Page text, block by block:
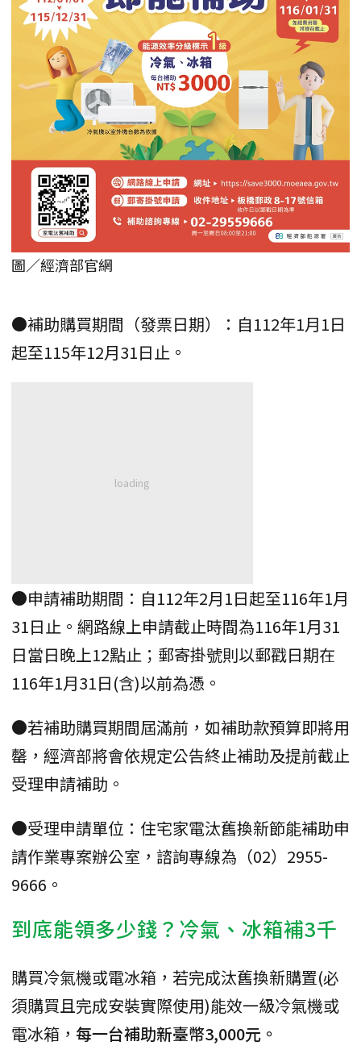
圖／經濟部官網
●補助購買期間（發票日期）：自112年1月1日
起至115年12月31日止。
●申請補助期間：自112年2月1日起至116年1月
31日止。網路線上申請截止時間為116年1月31
日當日晚上12點止；郵寄掛號則以郵戳日期在
116年1月31日(含)以前為憑。
●若補助購買期間屆滿前，如補助款預算即將用
罄，經濟部將會依規定公告終止補助及提前截止
受理申請補助。
●受理申請單位：住宅家電汰舊換新節能補助申
請作業專案辦公室，諮詢專線為（02）2955-
9666。
到底能領多少錢？冷氣、冰箱補3千
購買冷氣機或電冰箱，若完成汰舊換新購置(必
須購買且完成安裝實際使用)能效一級冷氣機或
電冰箱， 每一台補助新臺幣3,000元。